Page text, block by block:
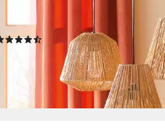
Dekofunktion, ohne Leuchtmittel,
Boho
(15)
42,99 €
lieferbar - in 4-5 Werktagen bei dir